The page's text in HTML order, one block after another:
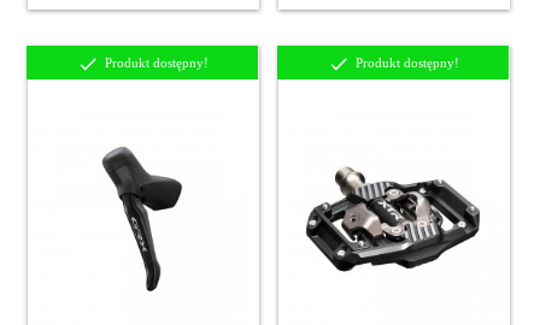
Produkt dostępny! Produkt dostępny!